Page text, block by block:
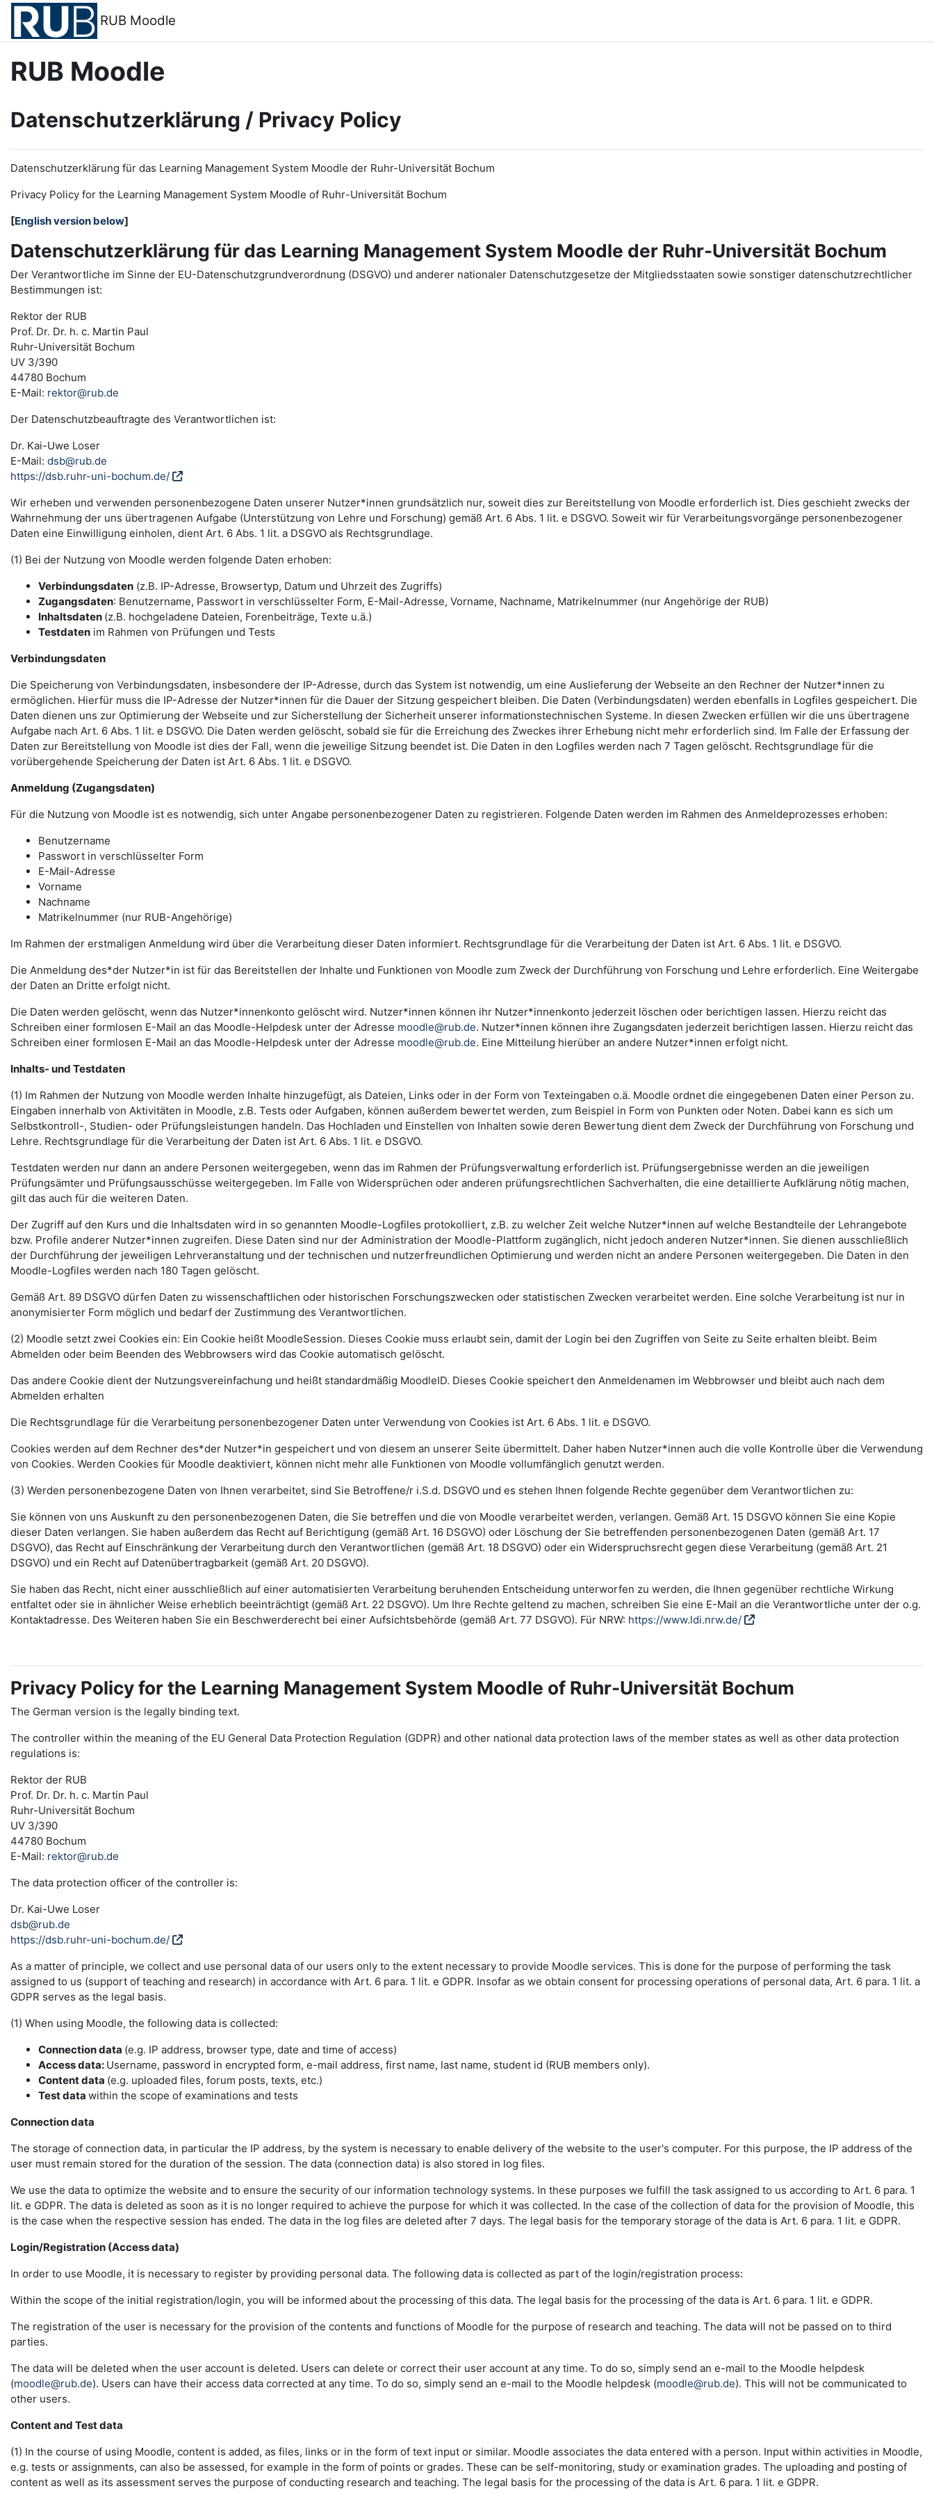
Zum Hauptinhalt
RUB Moodle
RUB Moodle
Datenschutzerklärung / Privacy Policy
Datenschutzerklärung für das Learning Management System Moodle der Ruhr-Universität Bochum
Privacy Policy for the Learning Management System Moodle of Ruhr-Universität Bochum
[English version below]
Datenschutzerklärung für das Learning Management System Moodle der Ruhr-Universität Bochum
Der Verantwortliche im Sinne der EU-Datenschutzgrundverordnung (DSGVO) und anderer nationaler Datenschutzgesetze der Mitgliedsstaaten sowie sonstiger datenschutzrechtlicher
Bestimmungen ist:
Rektor der RUB
Prof. Dr. Dr. h. c. Martin Paul
Ruhr-Universität Bochum
UV 3/390
44780 Bochum
E-Mail: rektor@rub.de
Der Datenschutzbeauftragte des Verantwortlichen ist:
Dr. Kai-Uwe Loser
E-Mail: dsb@rub.de
https://dsb.ruhr-uni-bochum.de/
Wir erheben und verwenden personenbezogene Daten unserer Nutzer*innen grundsätzlich nur, soweit dies zur Bereitstellung von Moodle erforderlich ist. Dies geschieht zwecks der
Wahrnehmung der uns übertragenen Aufgabe (Unterstützung von Lehre und Forschung) gemäß Art. 6 Abs. 1 lit. e DSGVO. Soweit wir für Verarbeitungsvorgänge personenbezogener
Daten eine Einwilligung einholen, dient Art. 6 Abs. 1 lit. a DSGVO als Rechtsgrundlage.
(1) Bei der Nutzung von Moodle werden folgende Daten erhoben:
Verbindungsdaten (z.B. IP-Adresse, Browsertyp, Datum und Uhrzeit des Zugriffs)
Zugangsdaten: Benutzername, Passwort in verschlüsselter Form, E-Mail-Adresse, Vorname, Nachname, Matrikelnummer (nur Angehörige der RUB)
Inhaltsdaten (z.B. hochgeladene Dateien, Forenbeiträge, Texte u.ä.)
Testdaten im Rahmen von Prüfungen und Tests
Verbindungsdaten
Die Speicherung von Verbindungsdaten, insbesondere der IP-Adresse, durch das System ist notwendig, um eine Auslieferung der Webseite an den Rechner der Nutzer*innen zu
ermöglichen. Hierfür muss die IP-Adresse der Nutzer*innen für die Dauer der Sitzung gespeichert bleiben. Die Daten (Verbindungsdaten) werden ebenfalls in Logfiles gespeichert. Die
Daten dienen uns zur Optimierung der Webseite und zur Sicherstellung der Sicherheit unserer informationstechnischen Systeme. In diesen Zwecken erfüllen wir die uns übertragene
Aufgabe nach Art. 6 Abs. 1 lit. e DSGVO. Die Daten werden gelöscht, sobald sie für die Erreichung des Zweckes ihrer Erhebung nicht mehr erforderlich sind. Im Falle der Erfassung der
Daten zur Bereitstellung von Moodle ist dies der Fall, wenn die jeweilige Sitzung beendet ist. Die Daten in den Logfiles werden nach 7 Tagen gelöscht. Rechtsgrundlage für die
vorübergehende Speicherung der Daten ist Art. 6 Abs. 1 lit. e DSGVO.
Anmeldung (Zugangsdaten)
Für die Nutzung von Moodle ist es notwendig, sich unter Angabe personenbezogener Daten zu registrieren. Folgende Daten werden im Rahmen des Anmeldeprozesses erhoben:
Benutzername
Passwort in verschlüsselter Form
E-Mail-Adresse
Vorname
Nachname
Matrikelnummer (nur RUB-Angehörige)
Im Rahmen der erstmaligen Anmeldung wird über die Verarbeitung dieser Daten informiert. Rechtsgrundlage für die Verarbeitung der Daten ist Art. 6 Abs. 1 lit. e DSGVO.
Die Anmeldung des*der Nutzer*in ist für das Bereitstellen der Inhalte und Funktionen von Moodle zum Zweck der Durchführung von Forschung und Lehre erforderlich. Eine Weitergabe
der Daten an Dritte erfolgt nicht.
Die Daten werden gelöscht, wenn das Nutzer*innenkonto gelöscht wird. Nutzer*innen können ihr Nutzer*innenkonto jederzeit löschen oder berichtigen lassen. Hierzu reicht das
Schreiben einer formlosen E-Mail an das Moodle-Helpdesk unter der Adresse moodle@rub.de. Nutzer*innen können ihre Zugangsdaten jederzeit berichtigen lassen. Hierzu reicht das
Schreiben einer formlosen E-Mail an das Moodle-Helpdesk unter der Adresse moodle@rub.de. Eine Mitteilung hierüber an andere Nutzer*innen erfolgt nicht.
Inhalts- und Testdaten
(1) Im Rahmen der Nutzung von Moodle werden Inhalte hinzugefügt, als Dateien, Links oder in der Form von Texteingaben o.ä. Moodle ordnet die eingegebenen Daten einer Person zu.
Eingaben innerhalb von Aktivitäten in Moodle, z.B. Tests oder Aufgaben, können außerdem bewertet werden, zum Beispiel in Form von Punkten oder Noten. Dabei kann es sich um
Selbstkontroll-, Studien- oder Prüfungsleistungen handeln. Das Hochladen und Einstellen von Inhalten sowie deren Bewertung dient dem Zweck der Durchführung von Forschung und
Lehre. Rechtsgrundlage für die Verarbeitung der Daten ist Art. 6 Abs. 1 lit. e DSGVO.
Testdaten werden nur dann an andere Personen weitergegeben, wenn das im Rahmen der Prüfungsverwaltung erforderlich ist. Prüfungsergebnisse werden an die jeweiligen
Prüfungsämter und Prüfungsausschüsse weitergegeben. Im Falle von Widersprüchen oder anderen prüfungsrechtlichen Sachverhalten, die eine detaillierte Aufklärung nötig machen,
gilt das auch für die weiteren Daten.
Der Zugriff auf den Kurs und die Inhaltsdaten wird in so genannten Moodle-Logfiles protokolliert, z.B. zu welcher Zeit welche Nutzer*innen auf welche Bestandteile der Lehrangebote
bzw. Profile anderer Nutzer*innen zugreifen. Diese Daten sind nur der Administration der Moodle-Plattform zugänglich, nicht jedoch anderen Nutzer*innen. Sie dienen ausschließlich
der Durchführung der jeweiligen Lehrveranstaltung und der technischen und nutzerfreundlichen Optimierung und werden nicht an andere Personen weitergegeben. Die Daten in den
Moodle-Logfiles werden nach 180 Tagen gelöscht.
Gemäß Art. 89 DSGVO dürfen Daten zu wissenschaftlichen oder historischen Forschungszwecken oder statistischen Zwecken verarbeitet werden. Eine solche Verarbeitung ist nur in
anonymisierter Form möglich und bedarf der Zustimmung des Verantwortlichen.
(2) Moodle setzt zwei Cookies ein: Ein Cookie heißt MoodleSession. Dieses Cookie muss erlaubt sein, damit der Login bei den Zugriffen von Seite zu Seite erhalten bleibt. Beim
Abmelden oder beim Beenden des Webbrowsers wird das Cookie automatisch gelöscht.
Das andere Cookie dient der Nutzungsvereinfachung und heißt standardmäßig MoodleID. Dieses Cookie speichert den Anmeldenamen im Webbrowser und bleibt auch nach dem
Abmelden erhalten
Die Rechtsgrundlage für die Verarbeitung personenbezogener Daten unter Verwendung von Cookies ist Art. 6 Abs. 1 lit. e DSGVO.
Cookies werden auf dem Rechner des*der Nutzer*in gespeichert und von diesem an unserer Seite übermittelt. Daher haben Nutzer*innen auch die volle Kontrolle über die Verwendung
von Cookies. Werden Cookies für Moodle deaktiviert, können nicht mehr alle Funktionen von Moodle vollumfänglich genutzt werden.
(3) Werden personenbezogene Daten von Ihnen verarbeitet, sind Sie Betroffene/r i.S.d. DSGVO und es stehen Ihnen folgende Rechte gegenüber dem Verantwortlichen zu:
Sie können von uns Auskunft zu den personenbezogenen Daten, die Sie betreffen und die von Moodle verarbeitet werden, verlangen. Gemäß Art. 15 DSGVO können Sie eine Kopie
dieser Daten verlangen. Sie haben außerdem das Recht auf Berichtigung (gemäß Art. 16 DSGVO) oder Löschung der Sie betreffenden personenbezogenen Daten (gemäß Art. 17
DSGVO), das Recht auf Einschränkung der Verarbeitung durch den Verantwortlichen (gemäß Art. 18 DSGVO) oder ein Widerspruchsrecht gegen diese Verarbeitung (gemäß Art. 21
DSGVO) und ein Recht auf Datenübertragbarkeit (gemäß Art. 20 DSGVO).
Sie haben das Recht, nicht einer ausschließlich auf einer automatisierten Verarbeitung beruhenden Entscheidung unterworfen zu werden, die Ihnen gegenüber rechtliche Wirkung
entfaltet oder sie in ähnlicher Weise erheblich beeinträchtigt (gemäß Art. 22 DSGVO). Um Ihre Rechte geltend zu machen, schreiben Sie eine E-Mail an die Verantwortliche unter der o.g.
Kontaktadresse. Des Weiteren haben Sie ein Beschwerderecht bei einer Aufsichtsbehörde (gemäß Art. 77 DSGVO). Für NRW: https://www.ldi.nrw.de/
Privacy Policy for the Learning Management System Moodle of Ruhr-Universität Bochum
The German version is the legally binding text.
The controller within the meaning of the EU General Data Protection Regulation (GDPR) and other national data protection laws of the member states as well as other data protection
regulations is:
Rektor der RUB
Prof. Dr. Dr. h. c. Martin Paul
Ruhr-Universität Bochum
UV 3/390
44780 Bochum
E-Mail: rektor@rub.de
The data protection officer of the controller is:
Dr. Kai-Uwe Loser
dsb@rub.de
https://dsb.ruhr-uni-bochum.de/
As a matter of principle, we collect and use personal data of our users only to the extent necessary to provide Moodle services. This is done for the purpose of performing the task
assigned to us (support of teaching and research) in accordance with Art. 6 para. 1 lit. e GDPR. Insofar as we obtain consent for processing operations of personal data, Art. 6 para. 1 lit. a
GDPR serves as the legal basis.
(1) When using Moodle, the following data is collected:
Connection data (e.g. IP address, browser type, date and time of access)
Access data: Username, password in encrypted form, e-mail address, first name, last name, student id (RUB members only).
Content data (e.g. uploaded files, forum posts, texts, etc.)
Test data within the scope of examinations and tests
Connection data
The storage of connection data, in particular the IP address, by the system is necessary to enable delivery of the website to the user's computer. For this purpose, the IP address of the
user must remain stored for the duration of the session. The data (connection data) is also stored in log files.
We use the data to optimize the website and to ensure the security of our information technology systems. In these purposes we fulfill the task assigned to us according to Art. 6 para. 1
lit. e GDPR. The data is deleted as soon as it is no longer required to achieve the purpose for which it was collected. In the case of the collection of data for the provision of Moodle, this
is the case when the respective session has ended. The data in the log files are deleted after 7 days. The legal basis for the temporary storage of the data is Art. 6 para. 1 lit. e GDPR.
Login/Registration (Access data)
In order to use Moodle, it is necessary to register by providing personal data. The following data is collected as part of the login/registration process:
Within the scope of the initial registration/login, you will be informed about the processing of this data. The legal basis for the processing of the data is Art. 6 para. 1 lit. e GDPR.
The registration of the user is necessary for the provision of the contents and functions of Moodle for the purpose of research and teaching. The data will not be passed on to third
parties.
The data will be deleted when the user account is deleted. Users can delete or correct their user account at any time. To do so, simply send an e-mail to the Moodle helpdesk
(moodle@rub.de). Users can have their access data corrected at any time. To do so, simply send an e-mail to the Moodle helpdesk (moodle@rub.de). This will not be communicated to
other users.
Content and Test data
(1) In the course of using Moodle, content is added, as files, links or in the form of text input or similar. Moodle associates the data entered with a person. Input within activities in Moodle,
e.g. tests or assignments, can also be assessed, for example in the form of points or grades. These can be self-monitoring, study or examination grades. The uploading and posting of
content as well as its assessment serves the purpose of conducting research and teaching. The legal basis for the processing of the data is Art. 6 para. 1 lit. e GDPR.